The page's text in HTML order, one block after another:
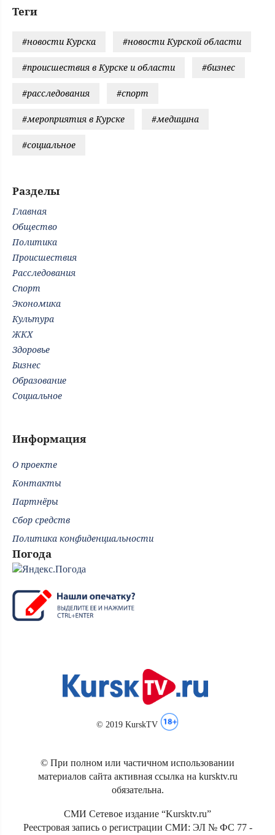
Теги
#новости Курска #новости Курской области
#происшествия в Курске и области #бизнес
#расследования #спорт
#мероприятия в Курске #медицина
#социальное
Разделы
Главная
Общество
Политика
Происшествия
Расследования
Спорт
Экономика
Культура
ЖКХ
Здоровье
Бизнес
Образование
Социальное
Информация
О проекте
Контакты
Партнёры
Сбор средств
Политика конфиденциальности
Погода
© 2019 KurskTV
© При полном или частичном использовании
материалов сайта активная ссылка на kursktv.ru
обязательна.
СМИ Сетевое издание “Kursktv.ru”
Реестровая запись о регистрации СМИ: ЭЛ № ФС 77 -